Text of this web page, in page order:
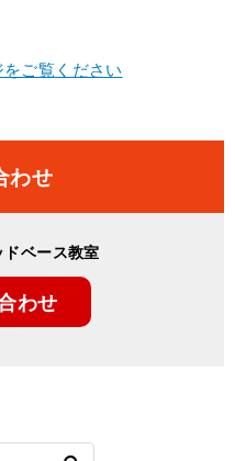
ご覧ください
わせ
ベース教室
わせ